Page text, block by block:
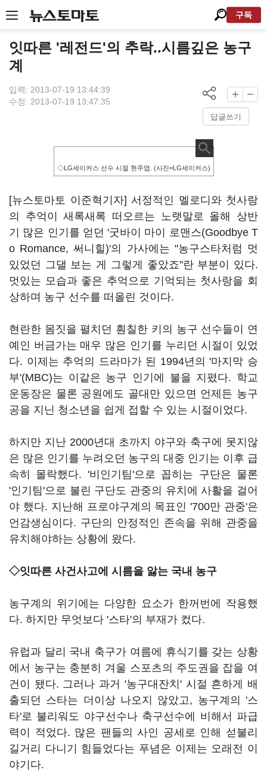
구독
잇따른 '레전드'의 추락..시름깊은 농구
계
입력: 2013-07-19 13:44:39
수정: 2013-07-19 13:47:35
답글쓰기
◇LG세이커스 선수 시절 현주엽. (사진=LG세이커스)
[뉴스토마토 이준혁기자] 서정적인 멜로디와 첫사랑
의 추억이 새록새록 떠오르는 노랫말로 올해 상반
기 많은 인기를 얻던 '굿바이 마이 로맨스(Goodbye T
o Romance, 써니힐)'의 가사에는 "농구스타처럼 멋
있었던 그댈 보는 게 그렇게 좋았죠"란 부분이 있다.
멋있는 모습과 좋은 추억으로 기억되는 첫사랑을 회
상하며 농구 선수를 떠올린 것이다.
현란한 몸짓을 펼치던 훤칠한 키의 농구 선수들이 연
예인 버금가는 매우 많은 인기를 누리던 시절이 있었
다. 이제는 추억의 드라마가 된 1994년의 '마지막 승
부'(MBC)는 이같은 농구 인기에 불을 지폈다. 학교
운동장은 물론 공원에도 골대만 있으면 언제든 농구
공을 지닌 청소년을 쉽게 접할 수 있는 시절이었다.
하지만 지난 2000년대 초까지 야구와 축구에 못지않
은 많은 인기를 누려오던 농구의 대중 인기는 이후 급
속히 몰락했다. '비인기팀'으로 꼽히는 구단은 물론
'인기팀'으로 불린 구단도 관중의 유치에 사활을 걸어
야 했다. 지난해 프로야구계의 목표인 '700만 관중'은
언감생심이다. 구단의 안정적인 존속을 위해 관중을
유치해야하는 상황에 왔다.
◇잇따른 사건사고에 시름을 앓는 국내 농구
농구계의 위기에는 다양한 요소가 한꺼번에 작용했
다. 하지만 무엇보다 '스타'의 부재가 컸다.
유럽과 달리 국내 축구가 여름에 휴식기를 갖는 상황
에서 농구는 충분히 겨울 스포츠의 주도권을 잡을 여
건이 됐다. 그러나 과거 '농구대잔치' 시절 흔하게 배
출되던 스타는 더이상 나오지 않았고, 농구계의 '스
타'로 불리워도 야구선수나 축구선수에 비해서 파급
력이 적었다. 많은 팬들의 사인 공세로 인해 섣불리
길거리 다니기 힘들었다는 푸념은 이제는 오래전 이
야기다.